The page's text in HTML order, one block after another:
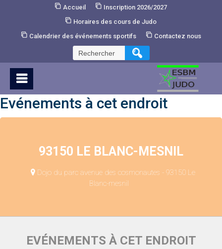
Accueil
Inscription 2026/2027
Horaires des cours de Judo
Calendrier des événements sportifs
Contactez nous
Rechercher :
Evénements à cet endroit
93150 LE BLANC-MESNIL
Dojo du parc avenue des cosmonautes - 93150 Le
Blanc-mesnil
EVÉNEMENTS À CET ENDROIT